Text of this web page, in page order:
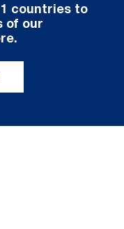
countries to
of our